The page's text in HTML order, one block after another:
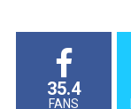
35.4
FANS